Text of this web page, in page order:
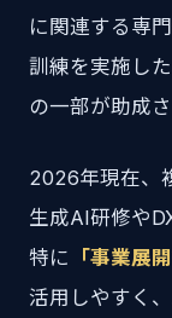
に関連する専
訓練を実施し
の一部が助成さ
2026年現在、
生成AI研修や
特に 「事業展
活用しやすく